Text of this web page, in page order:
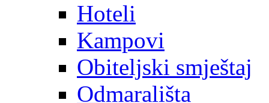
Hoteli
Kampovi
Obiteljski smještaj
Odmarališta